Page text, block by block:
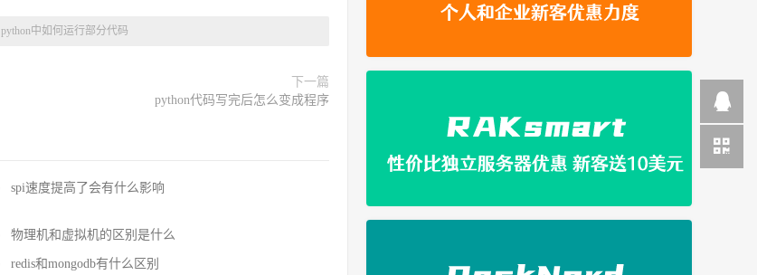
python中如何运行部分代码
下一篇
python代码写完后怎么变成程序
spi速度提高了会有什么影响
物理机和虚拟机的区别是什么
redis和mongodb有什么区别